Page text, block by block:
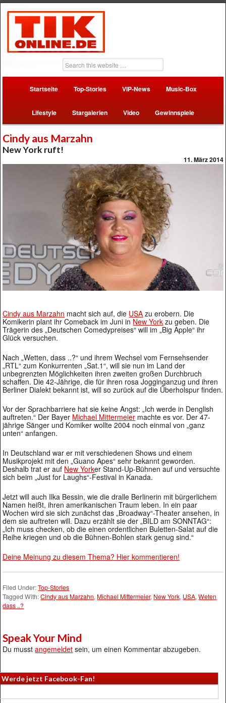
Startseite Top-Stories VIP-News Music-Box
Lifestyle Stargalerien Video Gewinnspiele
Cindy aus Marzahn
New York ruft!
11. März 2014
Cindy aus Marzahn macht sich auf, die USA zu erobern. Die
Komikerin plant ihr Comeback im Juni in New York zu geben. Die
Trägerin des „Deutschen Comedypreises“ will im „Big Apple“ ihr
Glück versuchen.
Nach „Wetten, dass ..?“ und ihrem Wechsel vom Fernsehsender
„RTL“ zum Konkurrenten „Sat.1“, will sie nun im Land der
unbegrenzten Möglichkeiten ihren zweiten großen Durchbruch
schaffen. Die 42-Jährige, die für ihren rosa Jogginganzug und ihren
Berliner Dialekt bekannt ist, will so zurück auf die Überholspur finden.
Vor der Sprachbarriere hat sie keine Angst: „Ich werde in Denglish
auftreten.“ Der Bayer Michael Mittermeier machte es vor. Der 47-
jährige Sänger und Komiker wollte 2004 noch einmal von „ganz
unten“ anfangen.
In Deutschland war er mit verschiedenen Shows und einem
Musikprojekt mit den „Guano Apes“ sehr bekannt geworden.
Deshalb trat er auf New Yorker Stand-Up-Bühnen auf und versuchte
sich beim „Just for Laughs“-Festival in Kanada.
Jetzt will auch Ilka Bessin, wie die dralle Berlinerin mit bürgerlichem
Namen heißt, ihren amerikanischen Traum leben. In ein paar
Wochen wird sie sich zunächst das „Broadway“-Theater ansehen, in
dem sie auftreten will. Dazu erzählt sie der „BILD am SONNTAG“:
„Ich muss checken, ob die einen ordentlichen Buletten-Salat auf die
Reihe kriegen und ob die Bühnen-Bohlen stark genug sind.“
Deine Meinung zu diesem Thema? Hier kommentieren!
Filed Under:Top-Stories
Tagged With:Cindy aus Marzahn, Michael Mittermeier, New York, USA,Weten
dass ..?
Speak Your Mind
Du musstangemeldet sein, um einen Kommentar abzugeben.
Werde jetzt Facebook-Fan!